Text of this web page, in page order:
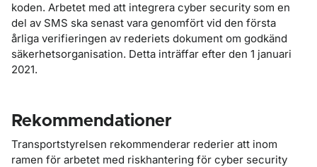
koden. Arbetet med att integrera cyber security som en
del av SMS ska senast vara genomfört vid den första
årliga verifieringen av rederiets dokument om godkänd
säkerhetsorganisation. Detta inträffar efter den 1 januari
2021.
Rekommendationer
Transportstyrelsen rekommenderar rederier att inom
ramen för arbetet med riskhantering för cyber security